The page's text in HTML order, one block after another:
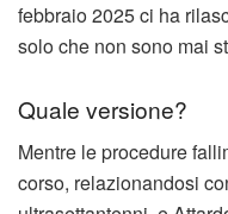
febbraio 2025 ci ha
solo che non sono mai
Quale versione?
Mentre le procedure
corso, relazionandosi